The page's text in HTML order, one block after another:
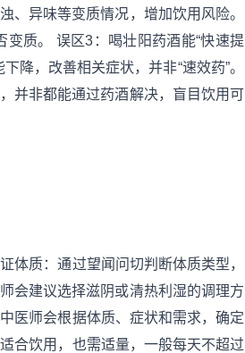
、异味等变质情况，增加饮用风险。
质。 误区3：喝壮阳药酒能“快速提
降，改善相关症状，并非“速效药”。
并非都能通过药酒解决，盲目饮用可
体质：通过望闻问切判断体质类型，
会建议选择滋阴或清热利湿的调理方
医师会根据体质、症状和需求，确定
合饮用，也需适量，一般每天不超过